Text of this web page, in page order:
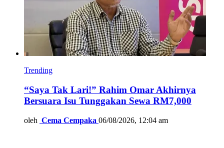
Trending
“Saya Tak Lari!” Rahim Omar Akhirnya
Bersuara Isu Tunggakan Sewa RM7,000
oleh Cema Cempaka 06/08/2026, 12:04 am